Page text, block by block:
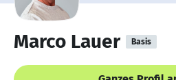
Marco Lauer Basis